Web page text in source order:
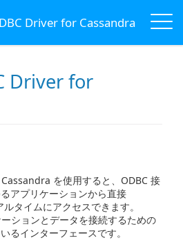
Driver for Cassandra
Driver for
を使用すると、ODBC 接
アプリケーションから直接
タイムにアクセスできます。
ションとデータを接続するための
るインターフェースです。